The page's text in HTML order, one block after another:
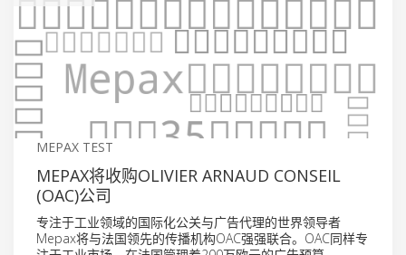
MEPAX TEST
MEPAX将收购OLIVIER ARNAUD CONSEIL
(OAC)公司
专注于工业领域的国际化公关与广告代理的世界领导者
Mepax将与法国领先的传播机构OAC强强联合。OAC同样专